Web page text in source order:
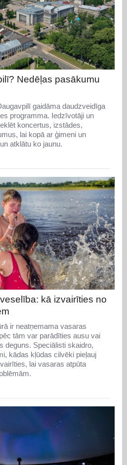
Nedēļas pasākumu
gaidāma daudzveidīga
programma. Iedzīvotāji un
koncertus, izstādes,
lai kopā ar ģimeni un
atklātu ko jaunu.
kā izvairīties no
ir neatņemama vasaras
tām var parādīties ausu vai
deguns. Speciālisti skaidro,
kādas kļūdas cilvēki pieļauj
lai vasaras atpūta